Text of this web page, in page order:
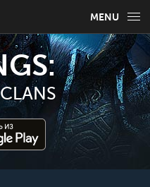
MENU